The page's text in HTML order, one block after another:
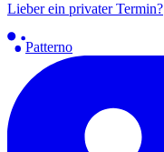
Lieber ein privater Termin?
Patterno